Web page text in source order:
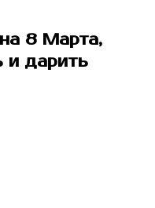
8 Марта,
и дарить